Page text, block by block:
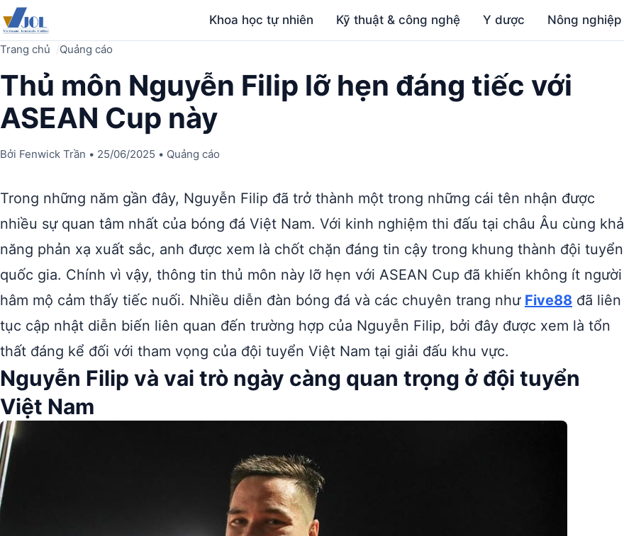
Khoa học tự nhiên Kỹ thuật & công nghệ Y dược Nông nghiệp
Trang chủ Quảng cáo
Thủ môn Nguyễn Filip lỡ hẹn đáng tiếc với
ASEAN Cup này
Bởi Fenwick Trần • 25/06/2025 • Quảng cáo
Trong những năm gần đây, Nguyễn Filip đã trở thành một trong những cái tên nhận được
nhiều sự quan tâm nhất của bóng đá Việt Nam. Với kinh nghiệm thi đấu tại châu Âu cùng khả
năng phản xạ xuất sắc, anh được xem là chốt chặn đáng tin cậy trong khung thành đội tuyển
quốc gia. Chính vì vậy, thông tin thủ môn này lỡ hẹn với ASEAN Cup đã khiến không ít người
hâm mộ cảm thấy tiếc nuối. Nhiều diễn đàn bóng đá và các chuyên trang như Five88 đã liên
tục cập nhật diễn biến liên quan đến trường hợp của Nguyễn Filip, bởi đây được xem là tổn
thất đáng kể đối với tham vọng của đội tuyển Việt Nam tại giải đấu khu vực.
Nguyễn Filip và vai trò ngày càng quan trọng ở đội tuyển
Việt Nam